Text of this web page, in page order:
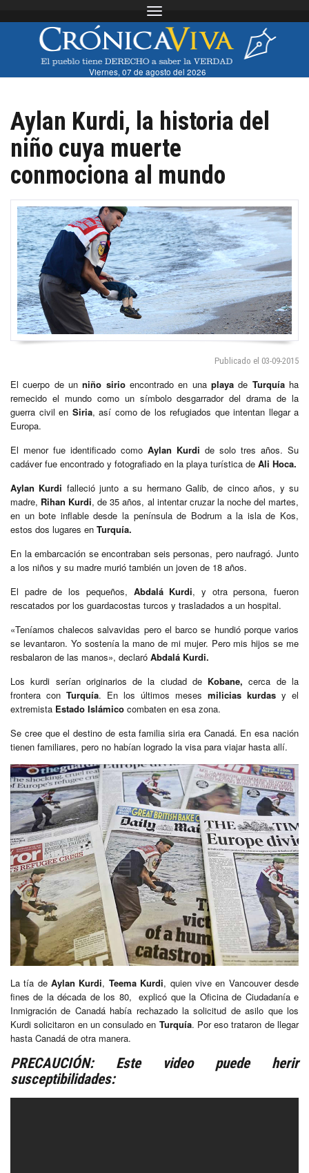
Toggle navigation
Viernes, 07 de agosto del 2026
Aylan Kurdi, la historia del
niño cuya muerte
conmociona al mundo
Publicado el 03-09-2015
El cuerpo de unniño sirioencontrado en unaplayade Turquíaha
remecido el mundo como un símbolo desgarrador del drama de la
guerra civil en Siria, así como de los refugiados que intentan llegar a
Europa.
El menor fue identificado como Aylan Kurdi de solo tres años. Su
cadáver fue encontrado y fotografiado en la playa turística de Ali Hoca.
Aylan Kurdi falleció junto a su hermano Galib, de cinco años, y su
madre, Rihan Kurdi, de 35 años, al intentar cruzar la noche del martes,
en un bote inflable desde la península de Bodrum a la isla de Kos,
estos dos lugares en Turquía.
En la embarcación se encontraban seis personas, pero naufragó. Junto
a los niños y su madre murió también un joven de 18 años.
El padre de los pequeños, Abdalá Kurdi, y otra persona, fueron
rescatados por los guardacostas turcos y trasladados a un hospital.
«Teníamos chalecos salvavidas pero el barco se hundió porque varios
se levantaron. Yo sostenía la mano de mi mujer. Pero mis hijos se me
resbalaron de las manos», declaró Abdalá Kurdi.
Los kurdi serían originarios de la ciudad de Kobane, cerca de la
frontera con Turquía. En los últimos meses milicias kurdas y el
extremista Estado Islámico combaten en esa zona.
Se cree que el destino de esta familia siria era Canadá. En esa nación
tienen familiares, pero no habían logrado la visa para viajar hasta allí.
La tía deAylan Kurdi, Teema Kurdi, quien vive en Vancouver desde
fines de la década de los 80, explicó que la Oficina de Ciudadanía e
Inmigración de Canadá había rechazado la solicitud de asilo que los
Kurdi solicitaron en un consulado en Turquía. Por eso trataron de llegar
hasta Canadá de otra manera.
PRECAUCIÓN: Este video puede herir
susceptibilidades: